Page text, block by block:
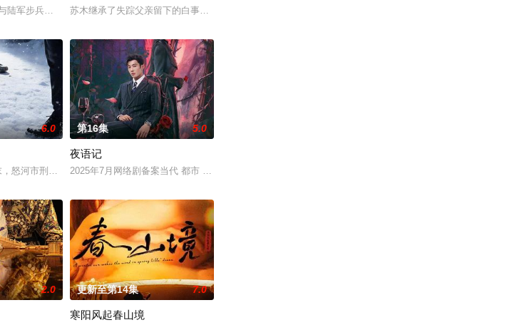
状元，却渴望寻求强国之路。他毅然弃政从商，殚精竭虑，创办了
冷血少帅许又安与昆曲名伶荣筱楠推向不死不休的对立绝境。而他们不知，对方正是自己苦寻多年的患
陆军步兵学院联合举办的小型军事演习中，郭子剑因不满演习流于形式，假传指令要求真打实抗，虽引发哗然，却获赏识调任
苏木继承了失踪父亲留下的白事馆，本想低调扎纸维生，却因一具流血的新娘纸人卷入了一场跨越十年的惊天
玄机界，继而卷入虎云国内乱的漩涡，身陷重重危机，而在一次
们决心各展所长创办旅行社。他们以当地的特色人文与美食为引，用真诚与创意打动游客。尽管在创
6.0
怒河市刑侦支队在无普及监控、无DNA鉴定技术的支持下，通过摸排、勘查等传统刑侦手段，接连破获数起重案要案的艰难
第16集 5.0
夜语记
2025年7月网络剧备案当代 都市 海南越酷文化传媒有限公司
2.0 更新至第14集 7.0
寒阳风起春山境